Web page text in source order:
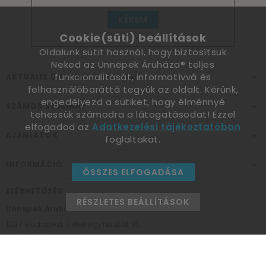
AKTUÁLIS ÜNNEPEK, ALKALMAK
SZÁMOS SZÜLINAP
AJÁNLATOK
Ünnepek Áruháza
Személyes átvételi pont
Cookie(süti) beállítások
Oldalunk sütit használ, hogy biztosítsuk
Neked az Ünnepek Áruháza® teljes
funkcionalitását, informatívvá és
felhasználóbaráttá tegyük az oldalt. Kérünk,
engedélyezd a sütiket, hogy élménnyé
tehessük számodra a látogatásodat! Ezzel
elfogadod azAdatkezelési tájékoztatóban
foglaltakat.
ÖSSZES ELFOGADÁSA
RÉSZLETES BEÁLLÍTÁSOK